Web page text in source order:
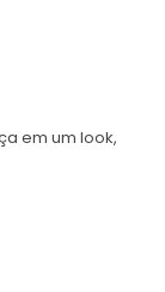
em um look,